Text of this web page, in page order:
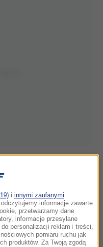
i innymi zaufanymi
informacje zawarte
przetwarzamy dane
informacje przesyłane
personalizacji reklam i treści,
pomiaru ruchu jak
produktów. Za Twoją zgodą